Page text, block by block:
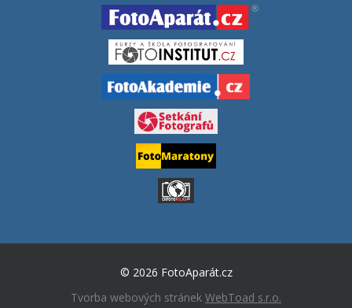
© 2026 FotoAparát.cz
Tvorba webových stránek WebToad s.r.o.